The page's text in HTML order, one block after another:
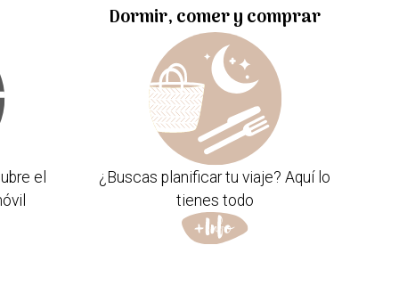
el
Dormir, comer y comprar
¿Buscas planificar tu viaje? Aquí lo
tienes todo